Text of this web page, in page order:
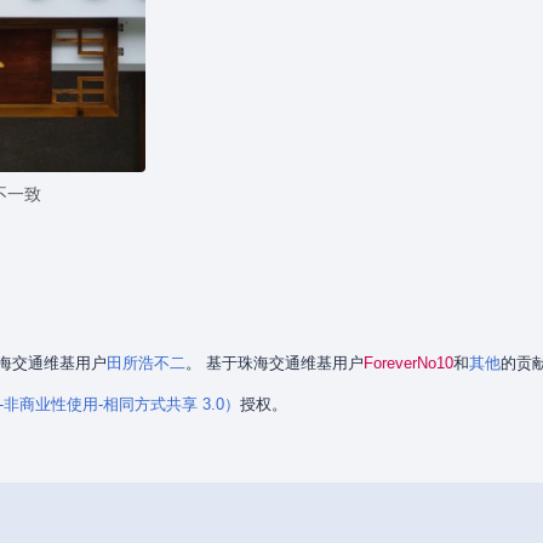
一致
交通维基用户 田所浩不二。 基于珠海交通维基用户 ForeverNo10和其他的贡
商业性使用-相同方式共享 3.0） 授权。